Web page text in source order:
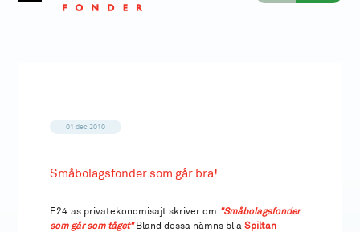
01 dec 2010
Småbolagsfonder som går bra!
E24:as privatekonomisajt skriver om "Småbolagsfonder
som går som tåget" Bland dessa nämns bl aSpiltan